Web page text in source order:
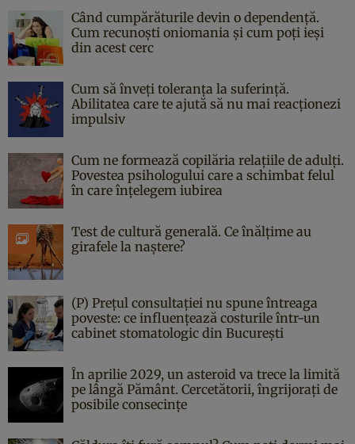
Când cumpărăturile devin o dependență.
Cum recunoști oniomania și cum poți ieși
din acest cerc
Cum să înveți toleranța la suferință.
Abilitatea care te ajută să nu mai reacționezi
impulsiv
Cum ne formează copilăria relațiile de adulți.
Povestea psihologului care a schimbat felul
în care înțelegem iubirea
Test de cultură generală. Ce înălțime au
girafele la naștere?
(P) Prețul consultației nu spune întreaga
poveste: ce influențează costurile într-un
cabinet stomatologic din București
În aprilie 2029, un asteroid va trece la limită
pe lângă Pământ. Cercetătorii, îngrijorați de
posibile consecințe